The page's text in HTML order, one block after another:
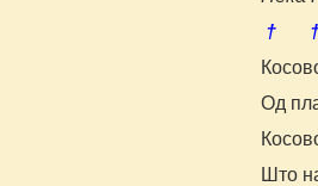
†
Од
Што